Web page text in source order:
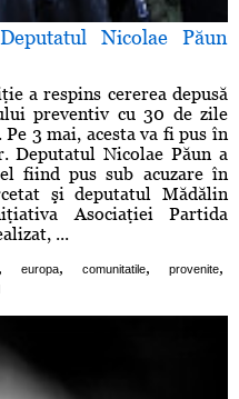
Nicolae Păun
a respins cererea depusă
preventiv cu 30 de zile
3 mai, acesta va fi pus în
Deputatul Nicolae Păun a
fiind pus sub acuzare în
şi deputatul Mădălin
Asociaţiei Partida
...
europa, comunitatile, provenite,